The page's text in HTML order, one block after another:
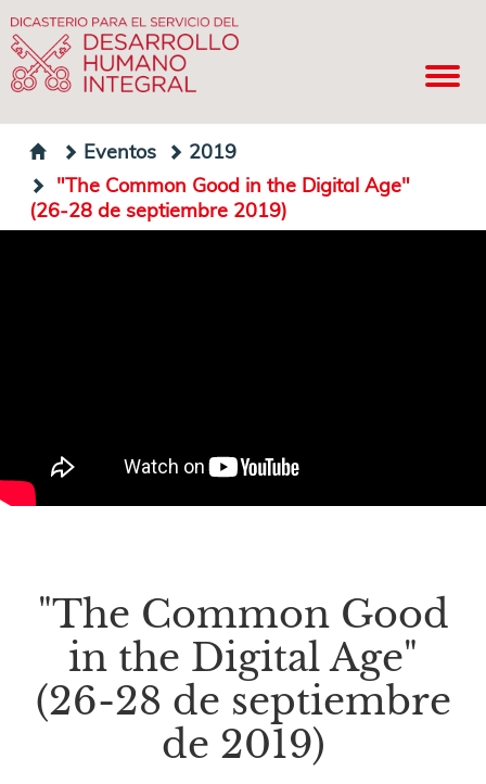
Eventos
2019
"The Common Good in the Digital Age"
(26-28 de septiembre 2019)
"The Common Good
in the Digital Age"
(26-28 de septiembre
de 2019)